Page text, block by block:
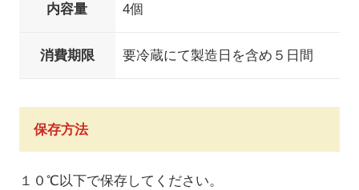
内容量 4個
消費期限 要冷蔵にて製造日を含め５日間
保存方法
１０℃以下で保存してください。